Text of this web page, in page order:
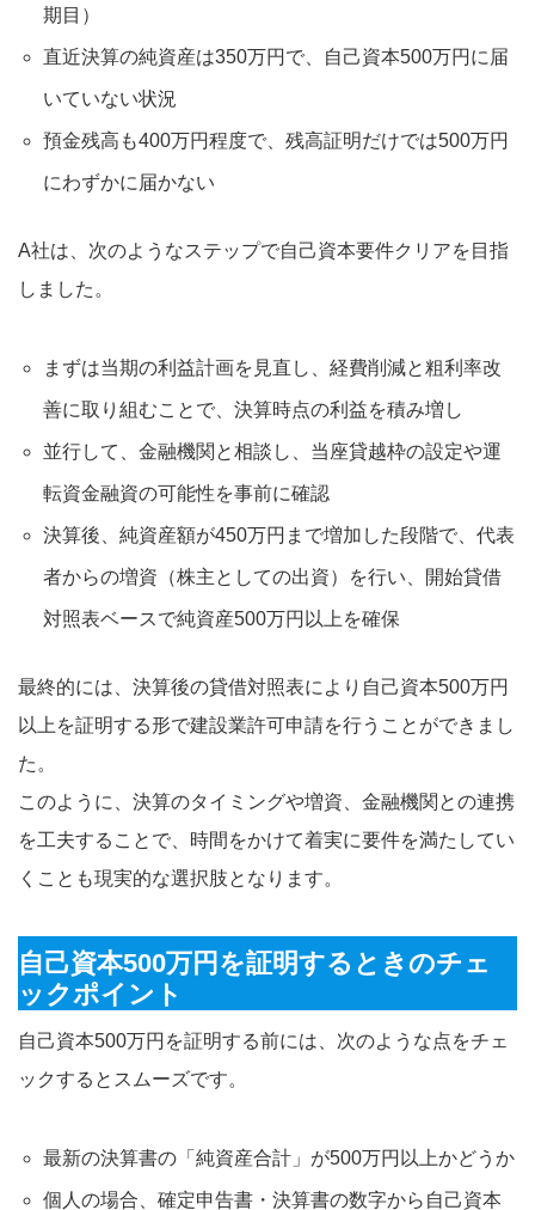
期目）
直近決算の純資産は350万円で、自己資本500万円に届
いていない状況
預金残高も400万円程度で、残高証明だけでは500万円
にわずかに届かない
A社は、次のようなステップで自己資本要件クリアを目指
しました。
まずは当期の利益計画を見直し、経費削減と粗利率改
善に取り組むことで、決算時点の利益を積み増し
並行して、金融機関と相談し、当座貸越枠の設定や運
転資金融資の可能性を事前に確認
決算後、純資産額が450万円まで増加した段階で、代表
者からの増資（株主としての出資）を行い、開始貸借
対照表ベースで純資産500万円以上を確保
最終的には、決算後の貸借対照表により自己資本500万円
以上を証明する形で建設業許可申請を行うことができまし
た。
このように、決算のタイミングや増資、金融機関との連携
を工夫することで、時間をかけて着実に要件を満たしてい
くことも現実的な選択肢となります。
自己資本500万円を証明するときのチェ
ックポイント
自己資本500万円を証明する前には、次のような点をチェ
ックするとスムーズです。
最新の決算書の「純資産合計」が500万円以上かどうか
個人の場合、確定申告書・決算書の数字から自己資本